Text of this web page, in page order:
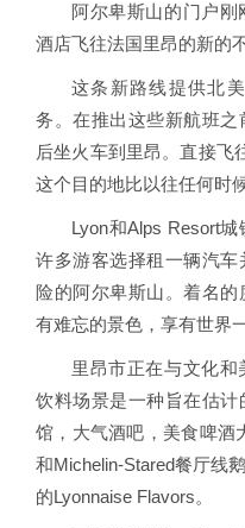
阿尔卑斯山的门户
酒店飞往法国里昂的新的
这条新路线提供北
务。在推出这些新航班
后坐火车到里昂。直接飞
这个目的地比以往任何时
Lyon和Alps Resort
许多游客选择租一辆汽
险的阿尔卑斯山。着名
有难忘的景色，享有世界
里昂市正在与文化
饮料场景是一种旨在估
馆，大气酒吧，美食啤酒
和Michelin-Stared餐厅线
的Lyonnaise Flavors。